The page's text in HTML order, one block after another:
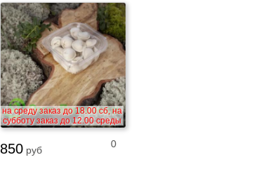
на среду заказ до 18.00 сб, на
субботу заказ до 12.00 среды
850 руб
0